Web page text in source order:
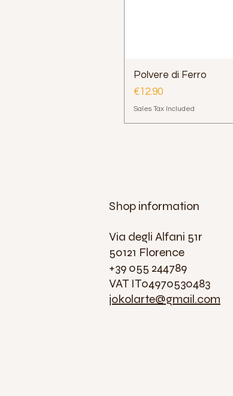
Polvere di Ferro
Price
€12.90
Sales Tax Included
Shop information
Via degli Alfani 51r
50121 Florence
+39 055 244789
VAT IT04970530483
jokolarte@gmail.com